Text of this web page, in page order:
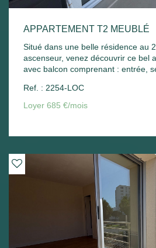
APPARTEMENT T2 MEUBLÉ
Situé dans une belle résidence au
ascenseur, venez découvrir ce bel
avec balcon comprenant : entrée,
Chauffage électrique. Libre de suite
Ref. : 2254-LOC
Loyer 685 €/mois